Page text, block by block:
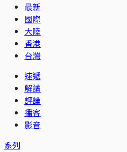
最新
國際
大陸
香港
台灣
速遞
解讀
評論
播客
影音
系列